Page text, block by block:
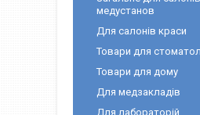
медустанов
Для салонів краси
Товари для
Товари для дому
Для медзакладів
Для лабораторій